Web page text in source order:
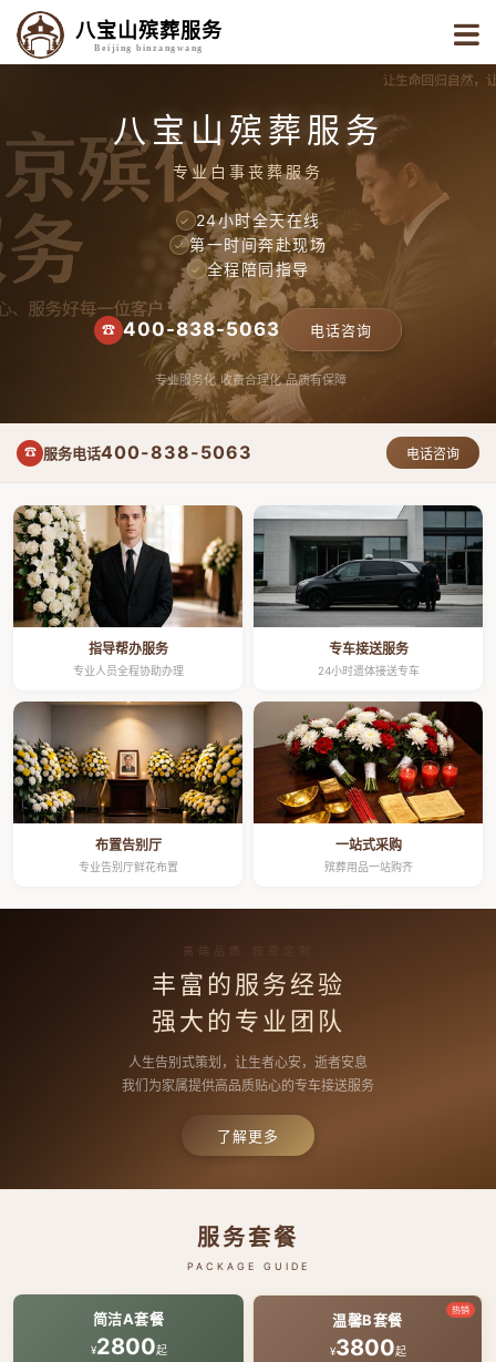
八宝山殡葬服务
Beijing binzangwang
八宝山殡葬服务
专业白事丧葬服务
✓ 24小时全天在线
✓ 第一时间奔赴现场
✓ 全程陪同指导
☎ 400-838-5063 电话咨询
专业服务化 收费合理化 品质有保障
☎ 服务电话400-838-5063 电话咨询
指导帮办服务
专业人员全程协助办理
专车接送服务
24小时遗体接送专车
布置告别厅
专业告别厅鲜花布置
一站式采购
殡葬用品一站购齐
高端品质 按需定制
丰富的服务经验
强大的专业团队
人生告别式策划，让生者心安，逝者安息
我们为家属提供高品质贴心的专车接送服务
了解更多
服务套餐
PACKAGE GUIDE
简洁A套餐
¥2800起
热销
温馨B套餐
¥3800起